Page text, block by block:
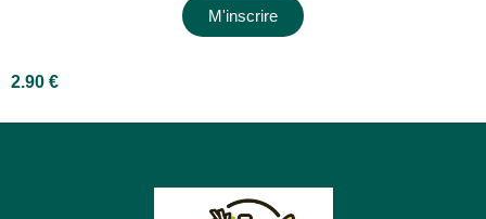
M'inscrire
2.90 €